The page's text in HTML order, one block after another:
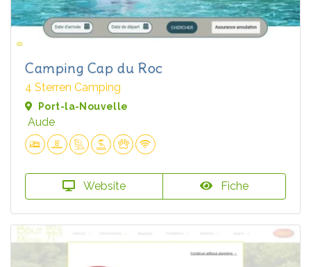
Camping Cap du Roc
4 Sterren Camping
Port-la-Nouvelle
Aude
Website Fiche